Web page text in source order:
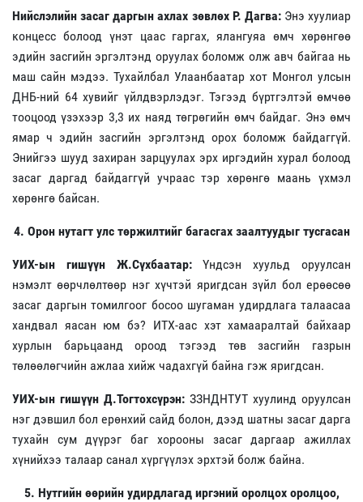
Нийслэлийн засаг даргын ахлах зөвлөх Р. Дагва:Энэ хуулиар
концесс болоод үнэт цаас гаргах, ялангуяа өмч хөрөнгөө
эдийн засгийн эргэлтэнд оруулах боломж олж авч байгаа нь
маш сайн мэдээ. Тухайлбал Улаанбаатар хот Монгол улсын
ДНБ-ний 64 хувийг үйлдвэрлэдэг. Тэгээд бүртгэлтэй өмчөө
тооцоод үзэхээр 3,3 их наяд төгрөгийн өмч байдаг. Энэ өмч
ямар ч эдийн засгийн эргэлтэнд орох боломж байдаггүй.
Энийгээ шууд захиран зарцуулах эрх иргэдийн хурал болоод
засаг даргад байдаггүй учраас тэр хөрөнгө маань үхмэл
хөрөнгө байсан.
4. Орон нутагт улс төржилтийг багасгах заалтуудыг тусгасан
УИХ-ын гишүүн Ж.Сүхбаатар:Үндсэн хуульд оруулсан
нэмэлт өөрчлөлтөөр нэг хүчтэй яригдсан зүйл бол ерөөсөө
засаг даргын томилгоог босоо шугаман удирдлага талаасаа
хандвал яасан юм бэ? ИТХ-аас хэт хамааралтай байхаар
хурлын барьцаанд ороод тэгээд төв засгийн газрын
төлөөлөгчийн ажлаа хийж чадахгүй байна гэж яригдсан.
УИХ-ын гишүүн Д.Тогтохсүрэн: ЗЗНДНТУТ хуулинд оруулсан
нэг дэвшил бол ерөнхий сайд болон, дээд шатны засаг дарга
тухайн сум дүүрэг баг хорооны засаг даргаар ажиллах
хүнийхээ талаар санал хүргүүлэх эрхтэй болж байна.
5. Нутгийн өөрийн удирдлагад иргэний оролцох оролцоо,